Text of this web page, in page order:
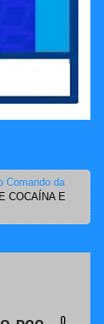
Comando da
COCAÍNA E
0